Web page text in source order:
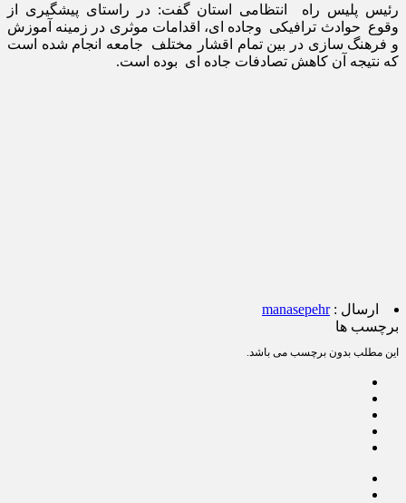
رئیس پلیس راه انتظامی استان گفت: در راستای پیشگیری از
وقوع حوادث ترافیکی وجاده ای، اقدامات موثری در زمینه آموزش
و فرهنگ سازی در بین تمام اقشار مختلف جامعه انجام شده است
که نتیجه آن کاهش تصادفات جاده ای بوده است.
ارسال :manasepehr
برچسب ها
این مطلب بدون برچسب می باشد.